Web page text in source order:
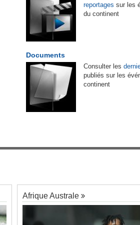
reportages sur les
du continent
Documents
Consulter les
publiés sur les
continent
Afrique Australe
-
3 Cameroun:
Olive Ngobo
accusations d'Effoudou
Tunisie:
emballages - Les
produits de la pêche sous
5 Madagascar:Tourisme -
coup de main
Afrique:Maroc - Afrique